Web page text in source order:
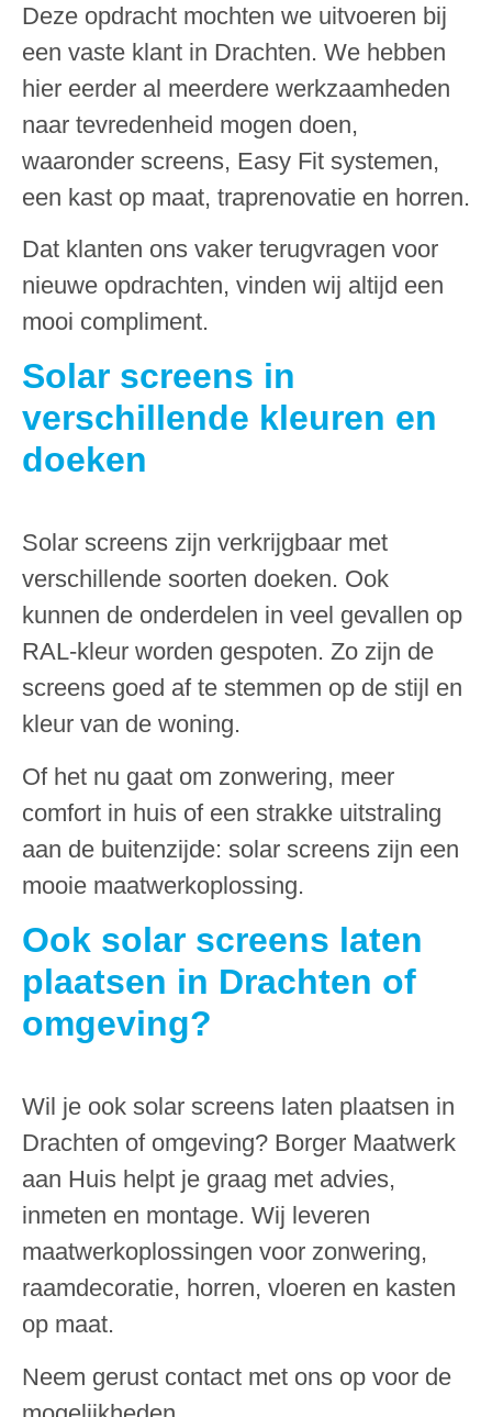
Deze opdracht mochten we uitvoeren bij
een vaste klant in Drachten. We hebben
hier eerder al meerdere werkzaamheden
naar tevredenheid mogen doen,
waaronder screens, Easy Fit systemen,
een kast op maat, traprenovatie en horren.
Dat klanten ons vaker terugvragen voor
nieuwe opdrachten, vinden wij altijd een
mooi compliment.
Solar screens in
verschillende kleuren en
doeken
Solar screens zijn verkrijgbaar met
verschillende soorten doeken. Ook
kunnen de onderdelen in veel gevallen op
RAL-kleur worden gespoten. Zo zijn de
screens goed af te stemmen op de stijl en
kleur van de woning.
Of het nu gaat om zonwering, meer
comfort in huis of een strakke uitstraling
aan de buitenzijde: solar screens zijn een
mooie maatwerkoplossing.
Ook solar screens laten
plaatsen in Drachten of
omgeving?
Wil je ook solar screens laten plaatsen in
Drachten of omgeving? Borger Maatwerk
aan Huis helpt je graag met advies,
inmeten en montage. Wij leveren
maatwerkoplossingen voor zonwering,
raamdecoratie, horren, vloeren en kasten
op maat.
Neem gerust contact met ons op voor de